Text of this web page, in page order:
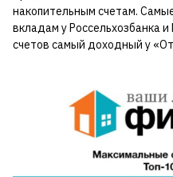
накопительным счетам.
вкладам у Россельхозбанка
счетов самый доходный у